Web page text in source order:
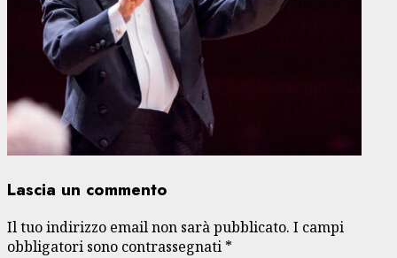
Lascia un commento
Il tuo indirizzo email non sarà pubblicato. I campi
obbligatori sono contrassegnati *